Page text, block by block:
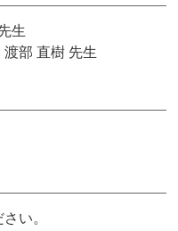
生
部 直樹 先生
い。